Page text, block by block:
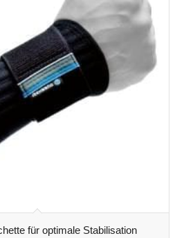
für optimale Stabilisation